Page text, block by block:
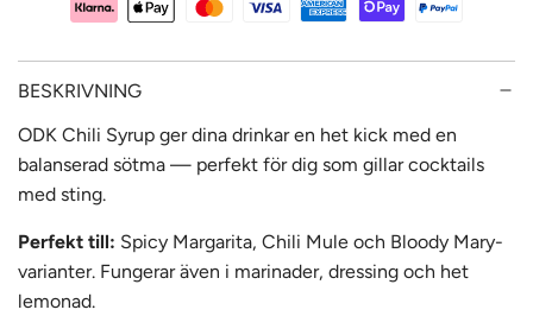
BESKRIVNING
ODK Chili Syrup ger dina drinkar en het kick med en
balanserad sötma — perfekt för dig som gillar cocktails
med sting.
Perfekt till: Spicy Margarita, Chili Mule och Bloody Mary-
varianter. Fungerar även i marinader, dressing och het
lemonad.